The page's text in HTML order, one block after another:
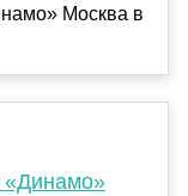
Москва в
«Динамо»